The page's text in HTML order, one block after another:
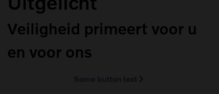
Veiligheid primeert voor u
en voor ons
Some button text